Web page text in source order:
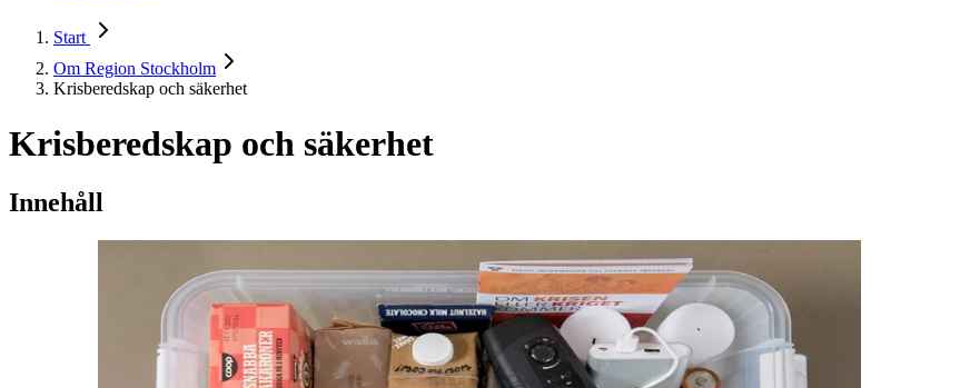
Start
Om Region Stockholm
Krisberedskap och säkerhet
Krisberedskap och säkerhet
Innehåll